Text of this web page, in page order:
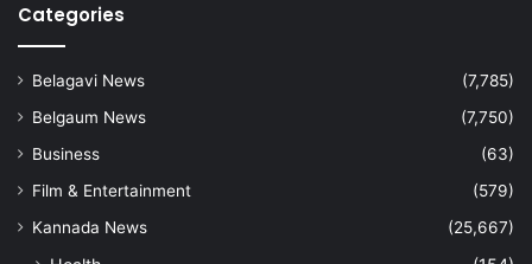
Categories
Belagavi News
(7,785)
Belgaum News
(7,750)
Business
(63)
Film & Entertainment
(579)
Kannada News
(25,667)